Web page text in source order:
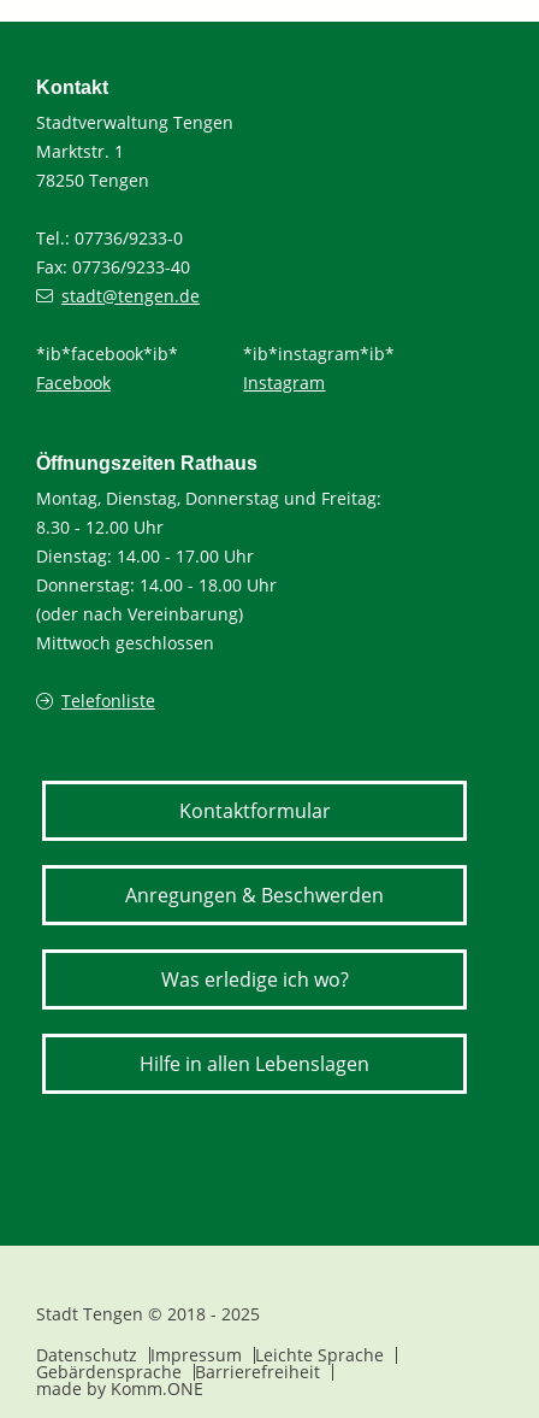
Kontakt
Stadtverwaltung Tengen
Marktstr. 1
78250 Tengen
Tel.: 07736/9233-0
Fax: 07736/9233-40
stadt@tengen.de
*ib*facebook*ib*
Facebook
*ib*instagram*ib*
Instagram
Öffnungszeiten Rathaus
Montag, Dienstag, Donnerstag und Freitag:
8.30 - 12.00 Uhr
Dienstag: 14.00 - 17.00 Uhr
Donnerstag: 14.00 - 18.00 Uhr
(oder nach Vereinbarung)
Mittwoch geschlossen
Telefonliste
Kontaktformular
Anregungen & Beschwerden
Was erledige ich wo?
Hilfe in allen Lebenslagen
Stadt Tengen © 2018 - 2025
Datenschutz
Impressum Leichte Sprache
Gebärdensprache Barrierefreiheit
made by Komm.ONE